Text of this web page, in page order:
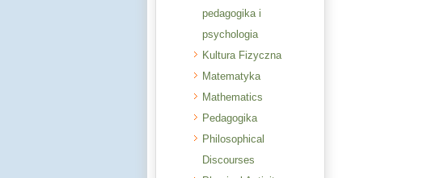
pedagogika i
psychologia
Kultura Fizyczna
Matematyka
Mathematics
Pedagogika
Philosophical
Discourses